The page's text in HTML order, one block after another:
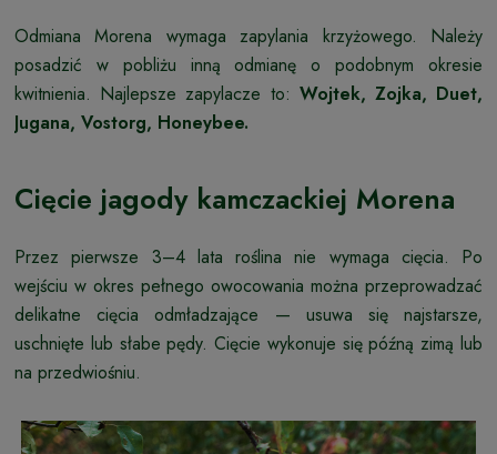
Odmiana Morena wymaga zapylania krzyżowego. Należy
posadzić w pobliżu inną odmianę o podobnym okresie
kwitnienia. Najlepsze zapylacze to: Wojtek, Zojka, Duet,
Jugana, Vostorg, Honeybee.
Cięcie jagody kamczackiej Morena
Przez pierwsze 3–4 lata roślina nie wymaga cięcia. Po
wejściu w okres pełnego owocowania można przeprowadzać
delikatne cięcia odmładzające — usuwa się najstarsze,
uschnięte lub słabe pędy. Cięcie wykonuje się późną zimą lub
na przedwiośniu.